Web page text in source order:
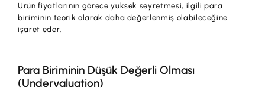
Ürün fiyatlarının görece yüksek seyretmesi, ilgili para
biriminin teorik olarak daha değerlenmiş olabileceğine
işaret eder.
Para Biriminin Düşük Değerli Olması
(Undervaluation)